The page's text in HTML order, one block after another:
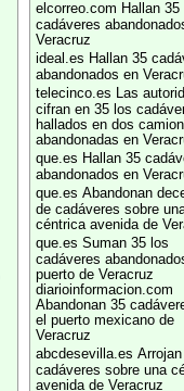
elcorreo.com Hallan 35
cadáveres
Veracruz
ideal.es Hallan 35
abandonados en
telecinco.es Las
cifran en 35 los
hallados en dos
abandonadas en
que.es Hallan 35
abandonados en
que.es Abandonan
de cadáveres sobre
céntrica avenida de
que.es Suman 35 los
cadáveres
puerto de Veracruz
diarioinformacion.com
Abandonan 35
el puerto mexicano de
Veracruz
abcdesevilla.es
cadáveres sobre una
avenida de Veracruz